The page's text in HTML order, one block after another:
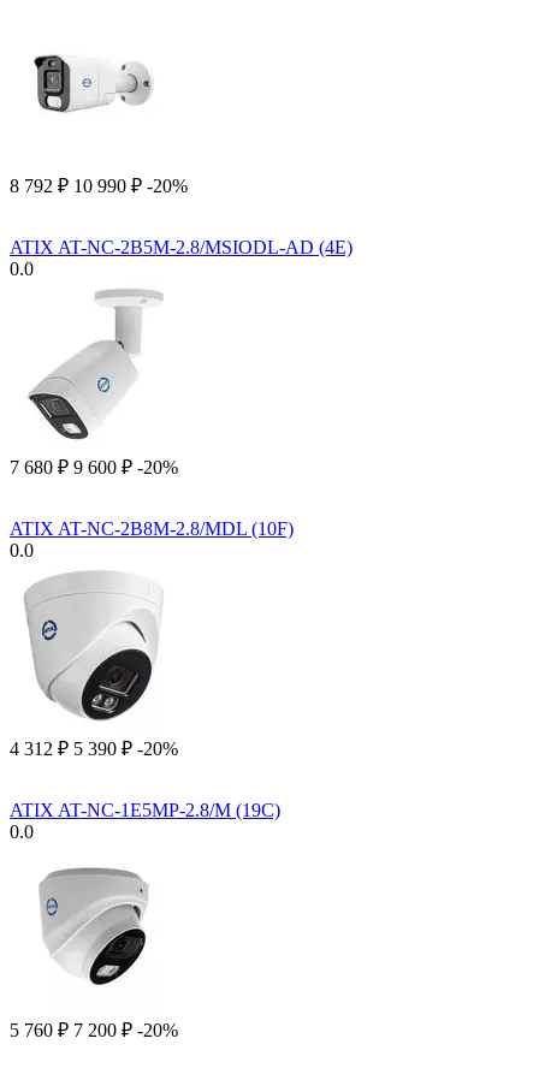
8 792 ₽ 10 990 ₽ -20%
ATIX AT-NC-2B5M-2.8/MSIODL-AD (4E)
0.0
7 680 ₽ 9 600 ₽ -20%
ATIX AT-NC-2B8M-2.8/MDL (10F)
0.0
4 312 ₽ 5 390 ₽ -20%
ATIX AT-NC-1E5MP-2.8/M (19C)
0.0
5 760 ₽ 7 200 ₽ -20%